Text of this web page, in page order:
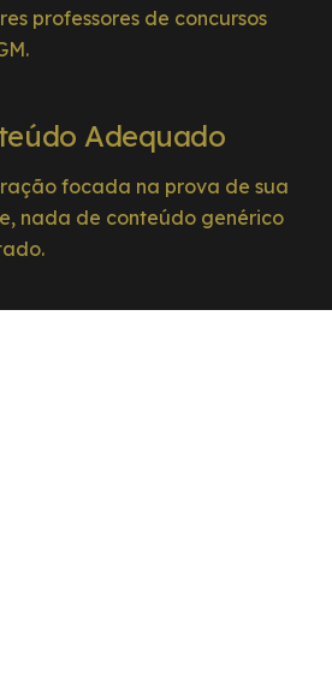
professores de concursos
Adequado
focada na prova de sua
nada de conteúdo genérico